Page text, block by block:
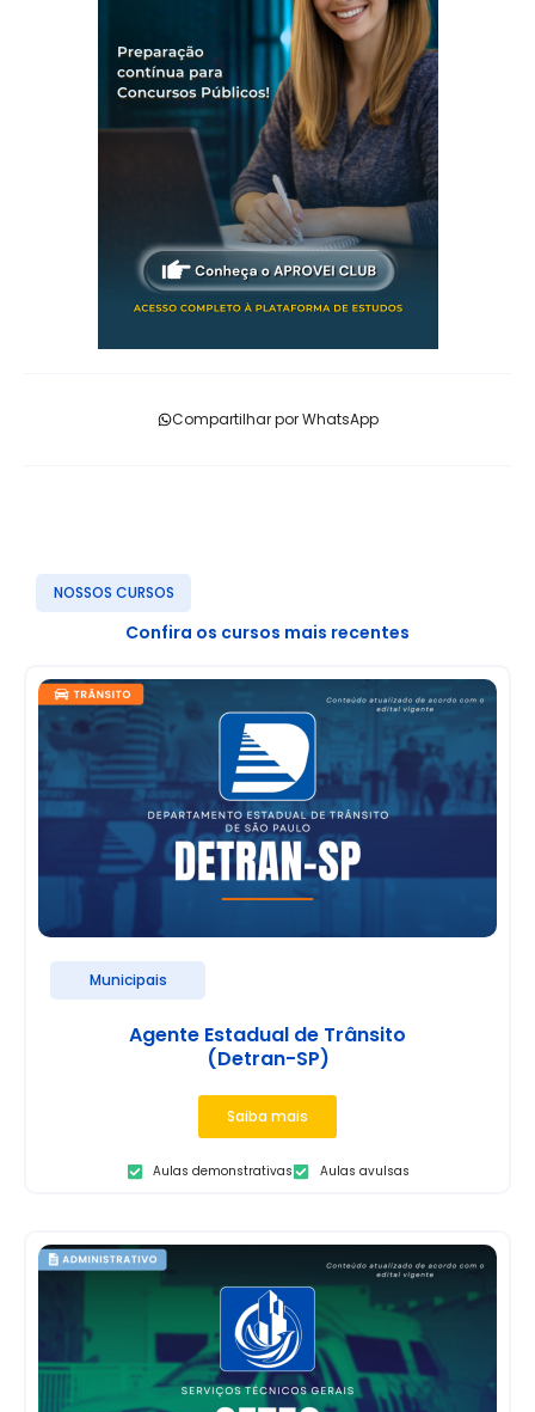
Compartilhar por WhatsApp
NOSSOS CURSOS
Confira os cursos mais recentes
Municipais
Agente Estadual de Trânsito
(Detran-SP)
Saiba mais
Aulas demonstrativas Aulas avulsas